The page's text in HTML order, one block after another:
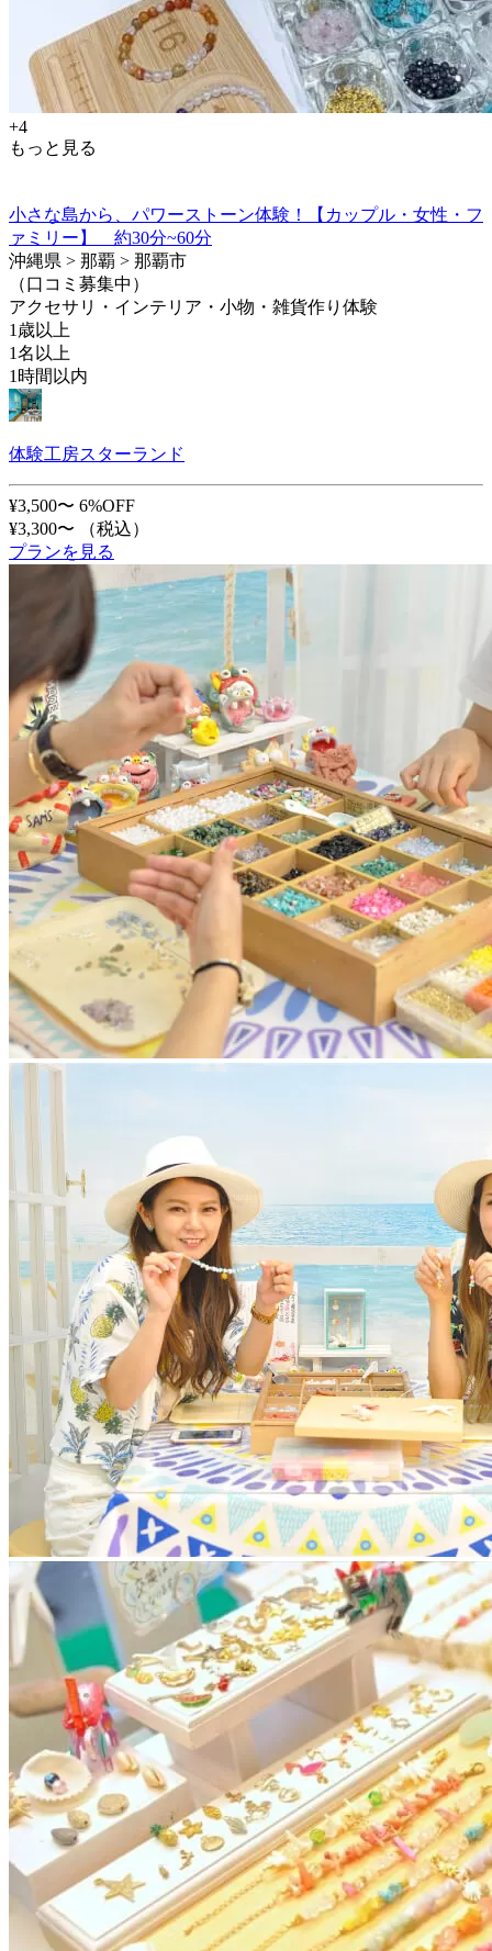
+4
もっと見る
小さな島から、パワーストーン体験！【カップル・女性・フ
ァミリー】 約30分~60分
沖縄県 > 那覇 > 那覇市
（口コミ募集中）
アクセサリ・インテリア・小物・雑貨作り体験
1歳以上
1名以上
1時間以内
体験工房スターランド
¥3,500〜 6%OFF
¥3,300〜
（税込）
プランを見る